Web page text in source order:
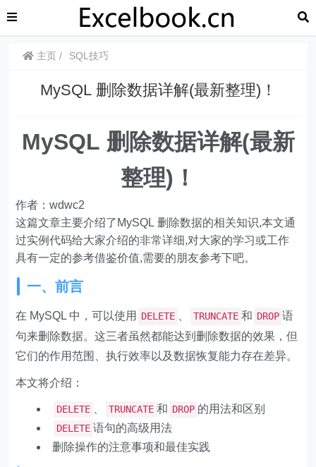
主页 SQL技巧
MySQL 删除数据详解(最新整理)！
MySQL 删除数据详解(最新
整理)！
作者：wdwc2
这篇文章主要介绍了MySQL 删除数据的相关知识,本文通
过实例代码给大家介绍的非常详细,对大家的学习或工作
具有一定的参考借鉴价值,需要的朋友参考下吧。
一、前言
在 MySQL 中，可以使用 DELETE TRUNCATE 和 DROP 语
句来删除数据。这三者虽然都能达到删除数据的效果，但
它们的作用范围、执行效率以及数据恢复能力存在差异。
本文将介绍：
DELETE TRUNCATE 和 DROP 的用法和区别
DELETE 语句的高级用法
删除操作的注意事项和最佳实践